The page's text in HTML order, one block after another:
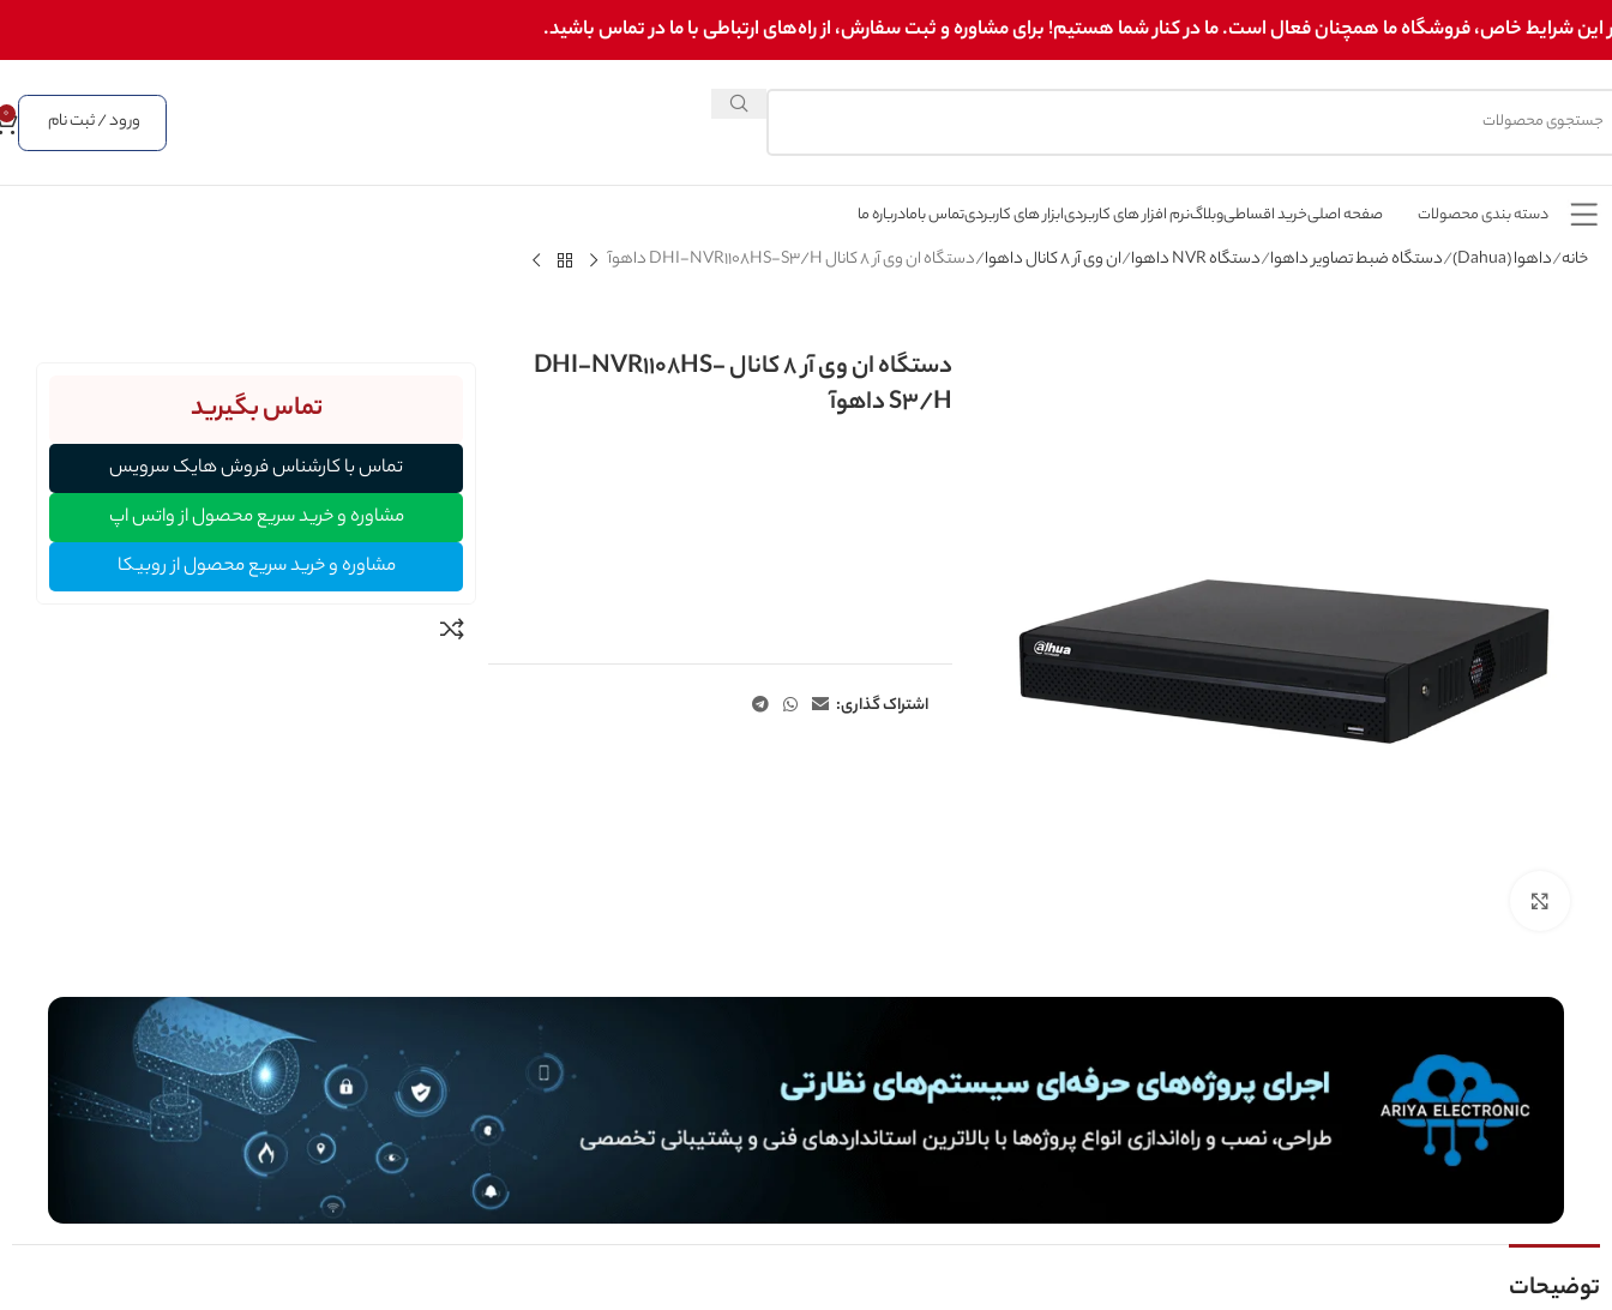
این شرایط خاص، فروشگاه ما همچنان فعال است. ما در کنار شما هستیم! برای مشاوره و ثبت سفارش، از راه‌های ارتباطی با ما در تماس باشید.
ورود / ثبت نام 0
دسته بندی محصولات صفحه اصلیخرید اقساطیوبلاگنرم افزار های کاربردیابزار های کاربردیتماس بامادرباره ما
خانه داهوا (Dahua) دستگاه ضبط تصاویر داهوا دستگاه NVR داهوا ان وی آر 8 کانال داهوا دستگاه ان وی آر 8 کانال DHI-NVR1108HS-S3/H داهوآ
دستگاه ان وی آر 8 کانال DHI-NVR1108HS-
S3/H داهوآ
تماس بگیرید
تماس با کارشناس فروش هایک سرویس
مشاوره و خرید سریع محصول از واتس اپ
مشاوره و خرید سریع محصول از روبیکا
اشتراک گذاری:
توضیحات